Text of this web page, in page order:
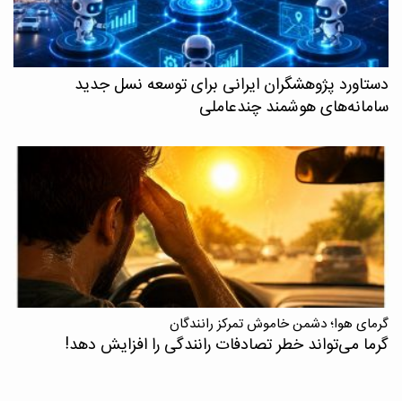
دستاورد پژوهشگران ایرانی برای توسعه نسل جدید
سامانه‌های هوشمند چندعاملی
گرمای هوا؛ دشمن خاموش تمرکز رانندگان
گرما می‌تواند خطر تصادفات رانندگی را افزایش دهد!